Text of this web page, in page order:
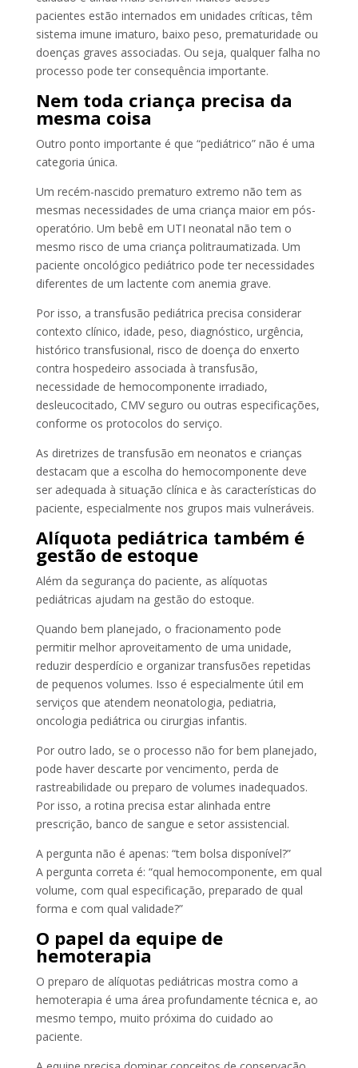
pacientes estão internados em unidades críticas, têm
sistema imune imaturo, baixo peso, prematuridade ou
doenças graves associadas. Ou seja, qualquer falha no
processo pode ter consequência importante.
Nem toda criança precisa da
mesma coisa
Outro ponto importante é que “pediátrico” não é uma
categoria única.
Um recém-nascido prematuro extremo não tem as
mesmas necessidades de uma criança maior em pós-
operatório. Um bebê em UTI neonatal não tem o
mesmo risco de uma criança politraumatizada. Um
paciente oncológico pediátrico pode ter necessidades
diferentes de um lactente com anemia grave.
Por isso, a transfusão pediátrica precisa considerar
contexto clínico, idade, peso, diagnóstico, urgência,
histórico transfusional, risco de doença do enxerto
contra hospedeiro associada à transfusão,
necessidade de hemocomponente irradiado,
desleucocitado, CMV seguro ou outras especificações,
conforme os protocolos do serviço.
As diretrizes de transfusão em neonatos e crianças
destacam que a escolha do hemocomponente deve
ser adequada à situação clínica e às características do
paciente, especialmente nos grupos mais vulneráveis.
Alíquota pediátrica também é
gestão de estoque
Além da segurança do paciente, as alíquotas
pediátricas ajudam na gestão do estoque.
Quando bem planejado, o fracionamento pode
permitir melhor aproveitamento de uma unidade,
reduzir desperdício e organizar transfusões repetidas
de pequenos volumes. Isso é especialmente útil em
serviços que atendem neonatologia, pediatria,
oncologia pediátrica ou cirurgias infantis.
Por outro lado, se o processo não for bem planejado,
pode haver descarte por vencimento, perda de
rastreabilidade ou preparo de volumes inadequados.
Por isso, a rotina precisa estar alinhada entre
prescrição, banco de sangue e setor assistencial.
A pergunta não é apenas: “tem bolsa disponível?”
A pergunta correta é: “qual hemocomponente, em qual
volume, com qual especificação, preparado de qual
forma e com qual validade?”
O papel da equipe de
hemoterapia
O preparo de alíquotas pediátricas mostra como a
hemoterapia é uma área profundamente técnica e, ao
mesmo tempo, muito próxima do cuidado ao
paciente.